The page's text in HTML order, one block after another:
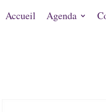
Accueil Agenda